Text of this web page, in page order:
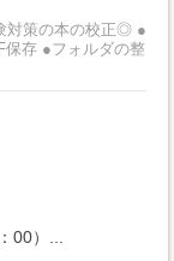
対策の本の校正◎ ●
保存 ●フォルダの整
00）...